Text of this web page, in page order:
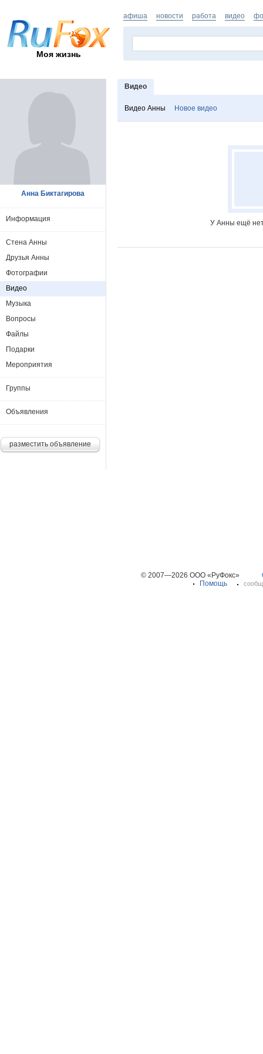
Моя жизнь
афиша новости работа видео
Видео
Видео Анны Новое видео
У Анны ещё
Анна Биктагирова
Информация
Стена Анны
Друзья Анны
Фотографии
Видео
Музыка
Вопросы
Файлы
Подарки
Мероприятия
Группы
Объявления
разместить объявление
© 2007—2026 ООО «РуФокс»
Помощь